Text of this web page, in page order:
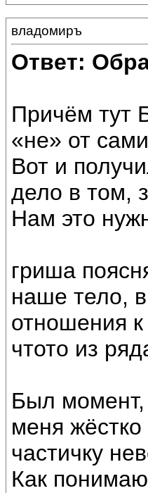
владомиръ
Ответ:
Причём тут
«не» от
Вот и
дело в том,
Нам это
гриша
наше тело,
отношения
чтото из
Был момент,
меня
частичку
Как